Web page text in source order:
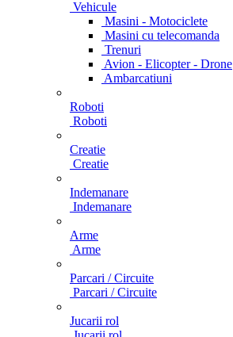
Vehicule
Masini - Motociclete
Masini cu telecomanda
Trenuri
Avion - Elicopter - Drone
Ambarcatiuni
Roboti
Roboti
Creatie
Creatie
Indemanare
Indemanare
Arme
Arme
Parcari / Circuite
Parcari / Circuite
Jucarii rol